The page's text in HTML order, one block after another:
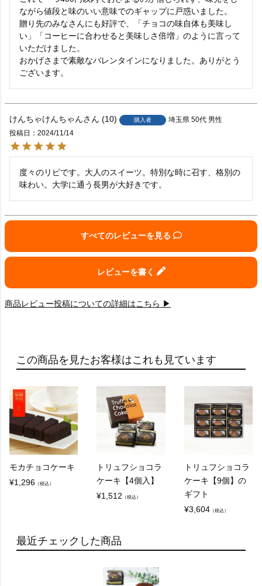
ながら値段と味のいい意味でのギャップに戸惑いました。
贈り先のみなさんにも好評で、「チョコの味自体も美味し
い」「コーヒーに合わせると美味しさ倍増」のように言って
いただけました。
おかげさまで素敵なバレンタインになりました。ありがとう
ございます。
けんちゃけんちゃん 10 購入者 埼玉県 50代 男性
投稿日
2024/11/14
度々のリピです。大人のスイーツ。特別な時に召す、格別の
味わい。大学に通う長男が大好きです。
すべてのレビューを見る
レビューを書く
商品レビュー投稿についての詳細はこちら ▶
この商品を見たお客様はこれも見ています
モカチョコケーキ
¥1,296 （税込）
トリュフショコラ
ケーキ【4個入】
¥1,512 （税込）
トリュフショコラ
ケーキ【9個】の
ギフト
¥3,604（税込）
最近チェックした商品